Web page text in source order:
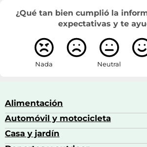
¿Qué tan bien cumplió la
expectativas y te
Nada Neutral
Alimentación
Bebidas
Bebidas espirituosas
Brandy
Automóvil y motocicleta
Accesorios para coche
Casa y jardín